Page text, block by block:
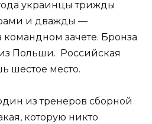
украинцы трижды
и дважды —
зачете. Бронза
Польши. Российская
шестое место.
из тренеров сборной
которую никто